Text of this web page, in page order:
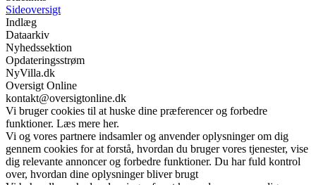
Sideoversigt
Indlæg
Dataarkiv
Nyhedssektion
Opdateringsstrøm
NyVilla.dk
Oversigt Online
kontakt@oversigtonline.dk
Vi bruger cookies til at huske dine præferencer og forbedre
funktioner. Læs mere her.
Vi og vores partnere indsamler og anvender oplysninger om dig
gennem cookies for at forstå, hvordan du bruger vores tjenester, vise
dig relevante annoncer og forbedre funktioner. Du har fuld kontrol
over, hvordan dine oplysninger bliver brugt